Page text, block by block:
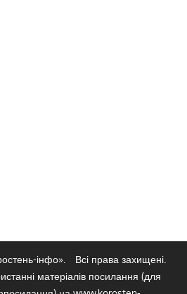
інфо».
Всі права захищені.
матеріалів посилання (для